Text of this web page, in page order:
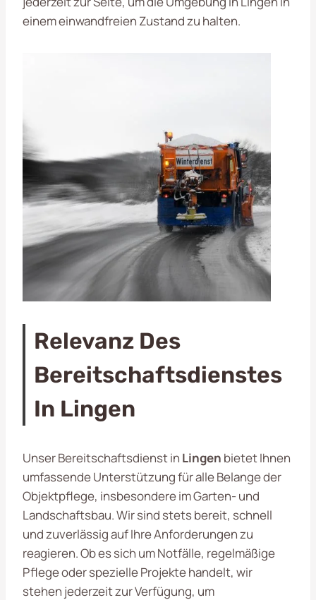
einem einwandfreien Zustand zu halten.
Relevanz Des
Bereitschaftsdienstes
In Lingen
Unser Bereitschaftsdienst in Lingen bietet Ihnen
umfassende Unterstützung für alle Belange der
Objektpflege, insbesondere im Garten- und
Landschaftsbau. Wir sind stets bereit, schnell
und zuverlässig auf Ihre Anforderungen zu
reagieren. Ob es sich um Notfälle, regelmäßige
Pflege oder spezielle Projekte handelt, wir
stehen jederzeit zur Verfügung, um